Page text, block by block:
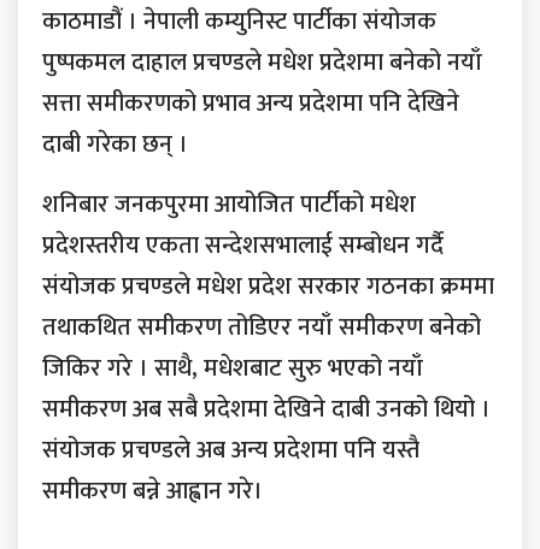
काठमाडौं । नेपाली कम्युनिस्ट पार्टीका संयोजक
पुष्पकमल दाहाल प्रचण्डले मधेश प्रदेशमा बनेको नयाँ
सत्ता समीकरणको प्रभाव अन्य प्रदेशमा पनि देखिने
दाबी गरेका छन् ।
शनिबार जनकपुरमा आयोजित पार्टीको मधेश
प्रदेशस्तरीय एकता सन्देशसभालाई सम्बोधन गर्दै
संयोजक प्रचण्डले मधेश प्रदेश सरकार गठनका क्रममा
तथाकथित समीकरण तोडिएर नयाँ समीकरण बनेको
जिकिर गरे । साथै, मधेशबाट सुरु भएको नयाँ
समीकरण अब सबै प्रदेशमा देखिने दाबी उनको थियो ।
संयोजक प्रचण्डले अब अन्य प्रदेशमा पनि यस्तै
समीकरण बन्ने आह्वान गरे।